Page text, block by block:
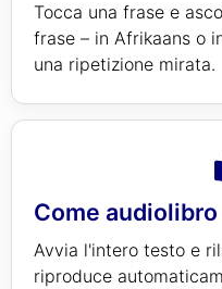
Tocca una frase e
frase – in Afrikaans o
una ripetizione mirata.
Come audiolibro
Avvia l'intero testo e
riproduce